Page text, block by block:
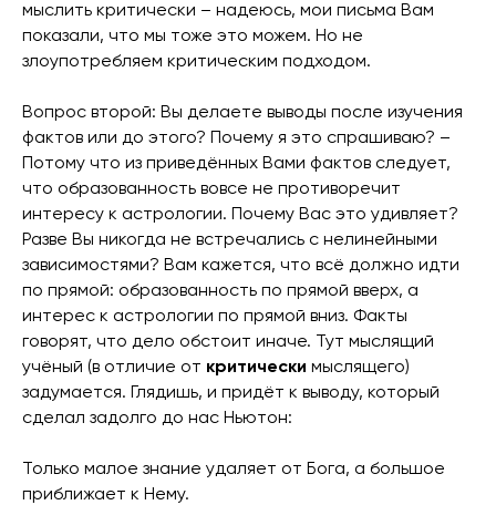
мыслить критически – надеюсь, мои письма Вам
показали, что мы тоже это можем. Но не
злоупотребляем критическим подходом.
Вопрос второй: Вы делаете выводы после изучения
фактов или до этого? Почему я это спрашиваю? –
Потому что из приведённых Вами фактов следует,
что образованность вовсе не противоречит
интересу к астрологии. Почему Вас это удивляет?
Разве Вы никогда не встречались с нелинейными
зависимостями? Вам кажется, что всё должно идти
по прямой: образованность по прямой вверх, а
интерес к астрологии по прямой вниз. Факты
говорят, что дело обстоит иначе. Тут мыслящий
учёный (в отличие от критически мыслящего)
задумается. Глядишь, и придёт к выводу, который
сделал задолго до нас Ньютон:
Только малое знание удаляет от Бога, а большое
приближает к Нему.